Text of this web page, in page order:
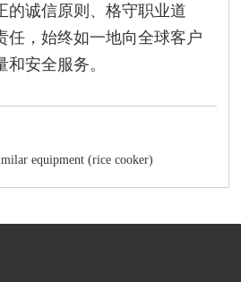
的诚信原则、格守职业道
任，始终如一地向全球客户
安全服务。
equipment (rice cooker)